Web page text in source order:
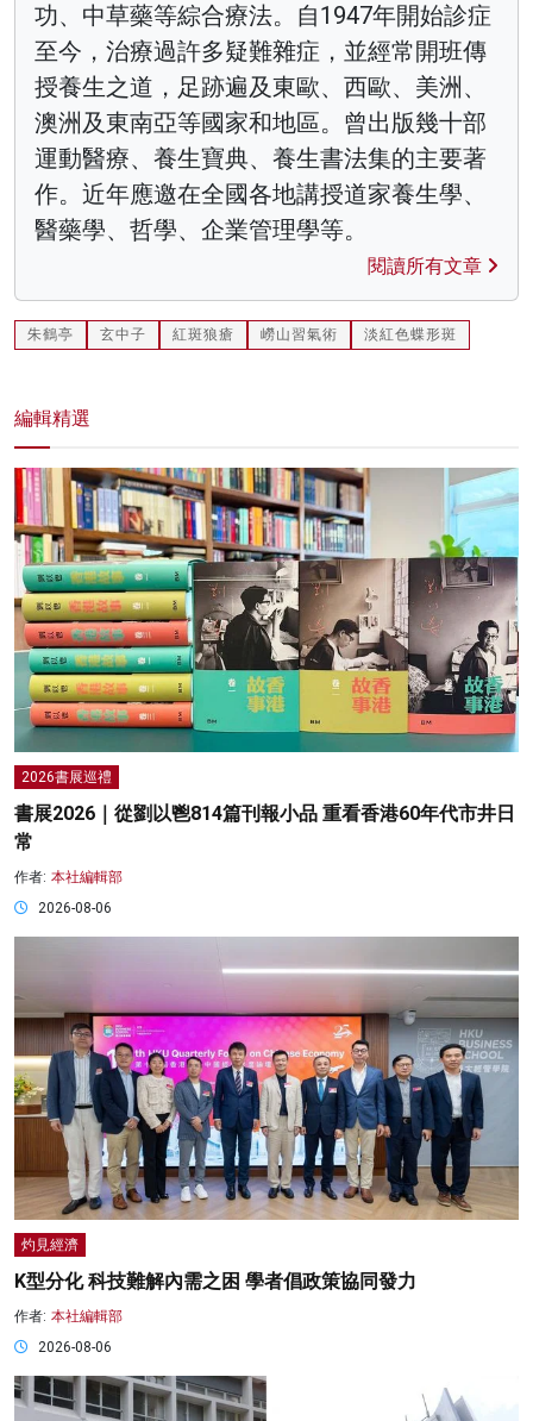
功、中草藥等綜合療法。自1947年開始診症
至今，治療過許多疑難雜症，並經常開班傳
授養生之道，足跡遍及東歐、西歐、美洲、
澳洲及東南亞等國家和地區。曾出版幾十部
運動醫療、養生寶典、養生書法集的主要著
作。近年應邀在全國各地講授道家養生學、
醫藥學、哲學、企業管理學等。
閱讀所有文章
朱鶴亭 玄中子 紅斑狼瘡 嶗山習氣術 淡紅色蝶形斑
編輯精選
2026書展巡禮
書展2026｜從劉以鬯814篇刊報小品 重看香港60年代市井日
常
作者: 本社編輯部
2026-08-06
灼見經濟
K型分化 科技難解內需之困 學者倡政策協同發力
作者: 本社編輯部
2026-08-06